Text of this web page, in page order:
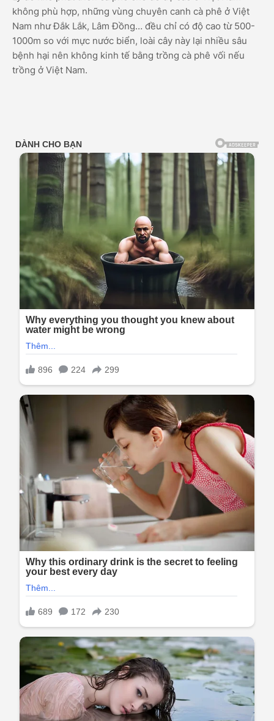
không phù hợp, những vùng chuyên canh cà phê ở Việt
Nam như Đắk Lắk, Lâm Đồng… đều chỉ có độ cao từ 500-
1000m so với mực nước biển, loài cây này lại nhiều sâu
bệnh hại nên không kinh tế bằng trồng cà phê vối nếu
trồng ở Việt Nam.